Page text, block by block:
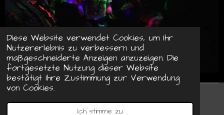
Diese Website verwendet Cookies, um Ihr
Nutzererlebnis zu verbessern und
maßgeschneiderte Anzeigen anzuzeigen. Die
fortgesetzte Nutzung dieser Website
bestätigt Ihre Zustimmung zur Verwendung
von Cookies.
Ich stimme zu
© 2022 - 2026 Indieduisburg
Webador